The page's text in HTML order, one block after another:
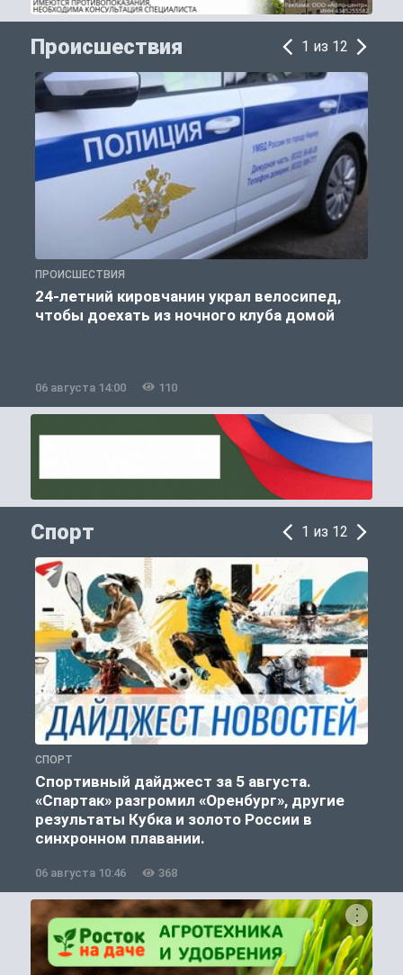
Происшествия 1 из 12
ПРОИСШЕСТВИЯ
24-летний кировчанин украл велосипед,
чтобы доехать из ночного клуба домой
06 августа 14:00 110
Спорт 1 из 12
СПОРТ
Спортивный дайджест за 5 августа.
«Спартак» разгромил «Оренбург», другие
результаты Кубка и золото России в
синхронном плавании.
06 августа 10:46 368